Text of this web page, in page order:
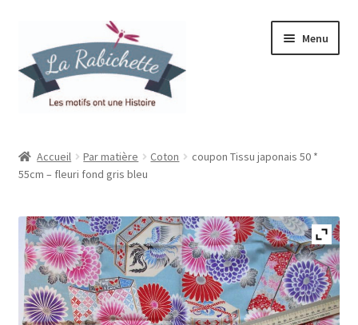
la
navigation
contenu
Menu
Contact
Ma liste de souhaits
Mon espace
Mon compte
Accueil Par matière Coton
coupon Tissu japonais 50 *
55cm – fleuri fond gris bleu